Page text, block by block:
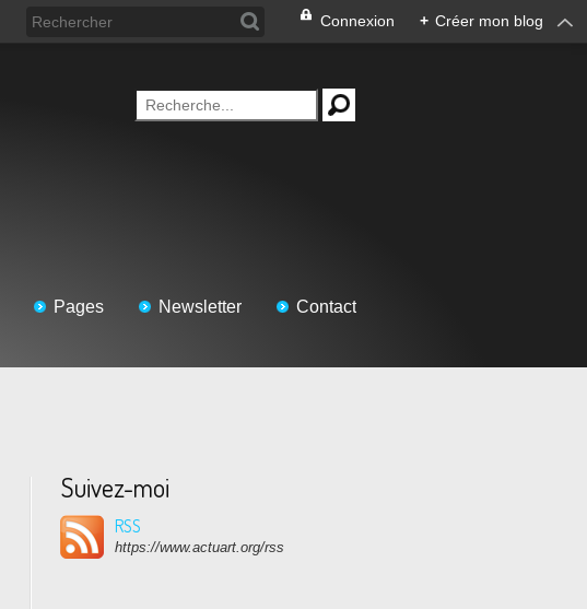
Connexion + Créer mon blog
Pages Newsletter Contact
Suivez-moi
RSS
https://www.actuart.org/rss